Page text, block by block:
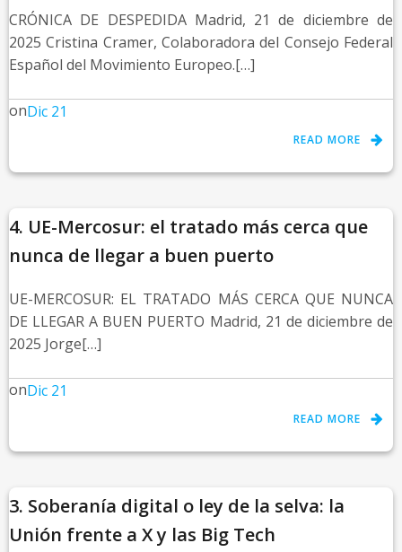
CRÓNICA DE DESPEDIDA Madrid, 21 de diciembre de
2025 Cristina Cramer, Colaboradora del Consejo Federal
Español del Movimiento Europeo.[…]
onDic 21
READ MORE
4. UE-Mercosur: el tratado más cerca que
nunca de llegar a buen puerto
UE-MERCOSUR: EL TRATADO MÁS CERCA QUE NUNCA
DE LLEGAR A BUEN PUERTO Madrid, 21 de diciembre de
2025 Jorge[…]
onDic 21
READ MORE
3. Soberanía digital o ley de la selva: la
Unión frente a X y las Big Tech